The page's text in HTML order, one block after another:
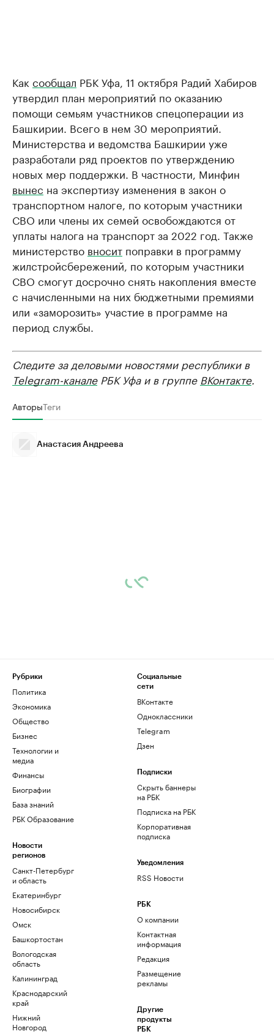
Как сообщал РБК Уфа, 11 октября Радий Хабиров
утвердил план мероприятий по оказанию
помощи семьям участников спецоперации из
Башкирии. Всего в нем 30 мероприятий.
Министерства и ведомства Башкирии уже
разработали ряд проектов по утверждению
новых мер поддержки. В частности, Минфин
вынес на экспертизу изменения в закон о
транспортном налоге, по которым участники
СВО или члены их семей освобождаются от
уплаты налога на транспорт за 2022 год. Также
министерство вносит поправки в программу
жилстройсбережений, по которым участники
СВО смогут досрочно снять накопления вместе
с начисленными на них бюджетными премиями
или «заморозить» участие в программе на
период службы.
Следите за деловыми новостями республики в
Telegram-каналеРБК Уфа и в группе ВКонтакте.
АвторыТеги
Анастасия Андреева
Рубрики
Политика
Экономика
Общество
Бизнес
Технологии и
медиа
Финансы
Биографии
База знаний
РБК Образование
Новости
регионов
Санкт-Петербург
и область
Екатеринбург
Новосибирск
Омск
Башкортостан
Вологодская
область
Калининград
Краснодарский
край
Нижний
Новгород
Социальные
сети
ВКонтакте
Одноклассники
Telegram
Дзен
Подписки
Скрыть баннеры
на РБК
Подписка на РБК
Корпоративная
подписка
Уведомления
RSS Новости
РБК
О компании
Контактная
информация
Редакция
Размещение
рекламы
Другие
продукты
РБК